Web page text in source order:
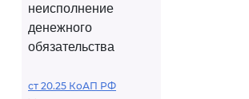
неисполнение
денежного
обязательства
ст 20.25 КоАП РФ